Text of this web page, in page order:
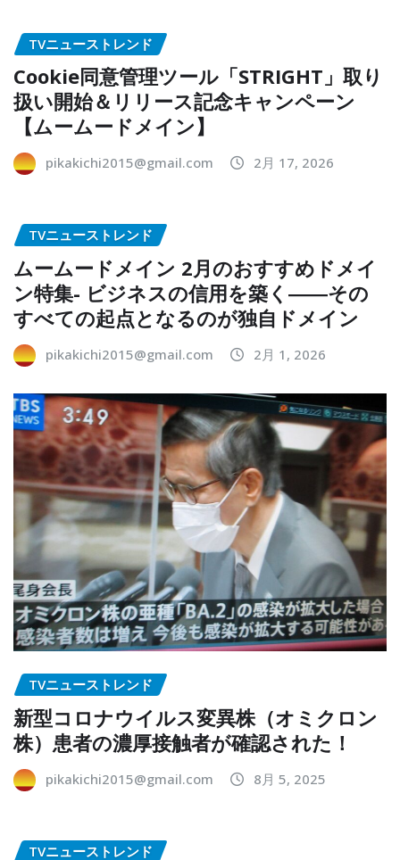
TVニューストレンド
Cookie同意管理ツール「STRIGHT」取り
扱い開始＆リリース記念キャンペーン
【ムームードメイン】
pikakichi2015@gmail.com 2月 17, 2026
TVニューストレンド
ムームードメイン 2月のおすすめドメイ
ン特集- ビジネスの信用を築く――その
すべての起点となるのが独自ドメイン
pikakichi2015@gmail.com 2月 1, 2026
TVニューストレンド
新型コロナウイルス変異株（オミクロン
株）患者の濃厚接触者が確認された！
pikakichi2015@gmail.com 8月 5, 2025
TVニューストレンド